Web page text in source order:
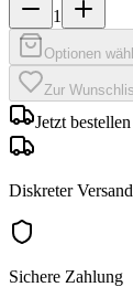
1
Optionen
Zur
Jetzt
Diskreter Versand
Sichere Zahlung